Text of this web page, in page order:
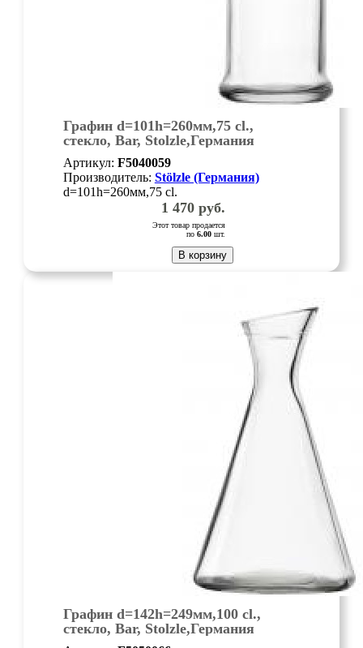
Графин d=101h=260мм,75 cl.,
стекло, Bar, Stolzle,Германия
Артикул: F5040059
Производитель: Stölzle (Германия)
d=101h=260мм,75 cl.
1 470руб.
Этот товар продается
по 6.00шт.
В корзину
Графин d=142h=249мм,100 cl.,
стекло, Bar, Stolzle,Германия